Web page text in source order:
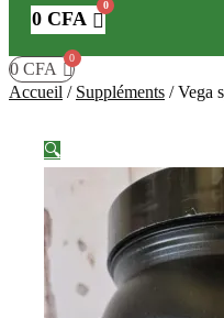
0 CFA
0 CFA
Accueil / Suppléments /Vega
🔍